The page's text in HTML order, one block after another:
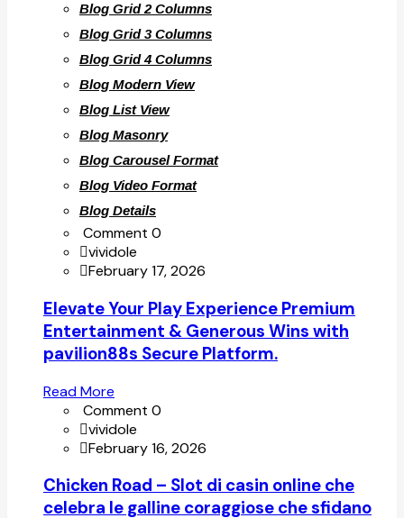
Blog Grid 2 Columns
Blog Grid 3 Columns
Blog Grid 4 Columns
Blog Modern View
Blog List View
Blog Masonry
Blog Carousel Format
Blog Video Format
Blog Details
Comment 0
vividole
February 17, 2026
Elevate Your Play Experience Premium
Entertainment & Generous Wins with
pavilion88s Secure Platform.
Read More
Comment 0
vividole
February 16, 2026
Chicken Road – Slot di casin online che
celebra le galline coraggiose che sfidano